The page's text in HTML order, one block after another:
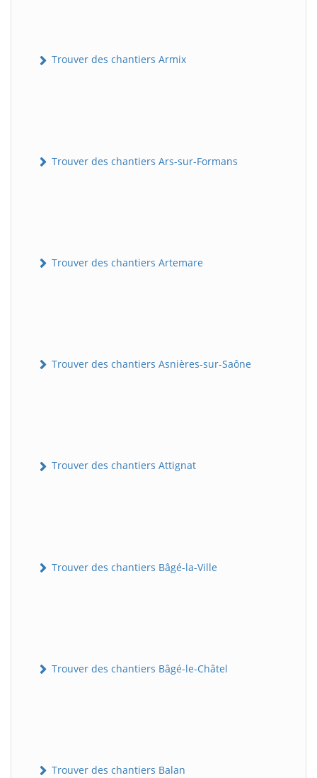
Trouver des chantiers Armix
Trouver des chantiers Ars-sur-Formans
Trouver des chantiers Artemare
Trouver des chantiers Asnières-sur-Saône
Trouver des chantiers Attignat
Trouver des chantiers Bâgé-la-Ville
Trouver des chantiers Bâgé-le-Châtel
Trouver des chantiers Balan